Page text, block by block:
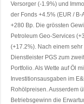
Versorger (-1.9%) und
der Fonds +4.5% (EUR /
+280 Bp. Die grössten
Petroleum Geo-Services
(+17.2%). Nach einem
Dienstleister PGS zum
Portfolio. Als Wette auf Öl
Investitionsausgaben im
Rohölpreisen. Ausserdem
Betriebsgewinn die